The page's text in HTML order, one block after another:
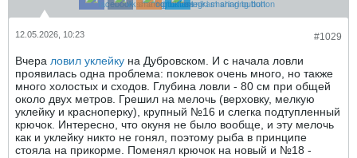
#1029
12.05.2026, 10:23
Вчера ловил уклейку на Дубровском. И с начала ловли
проявилась одна проблема: поклевок очень много, но также
много холостых и сходов. Глубина ловли - 80 см при общей
около двух метров. Грешил на мелочь (верховку, мелкую
уклейку и красноперку), крупный №16 и слегка подтупленный
крючок. Интересно, что окуня не было вообще, и эту мелочь
как и уклейку никто не гонял, поэтому рыба в принципе
стояла на прикорме. Поменял крючок на новый и №18 -